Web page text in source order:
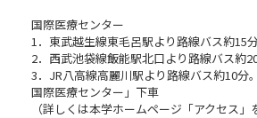
国際医療センター
1．東武越生線東毛呂駅より路線バス約15分
2．西武池袋線飯能駅北口より路線バス約20
3．JR八高線高麗川駅より路線バス約10分
国際医療センター」下車
（詳しくは本学ホームページ「アクセス」